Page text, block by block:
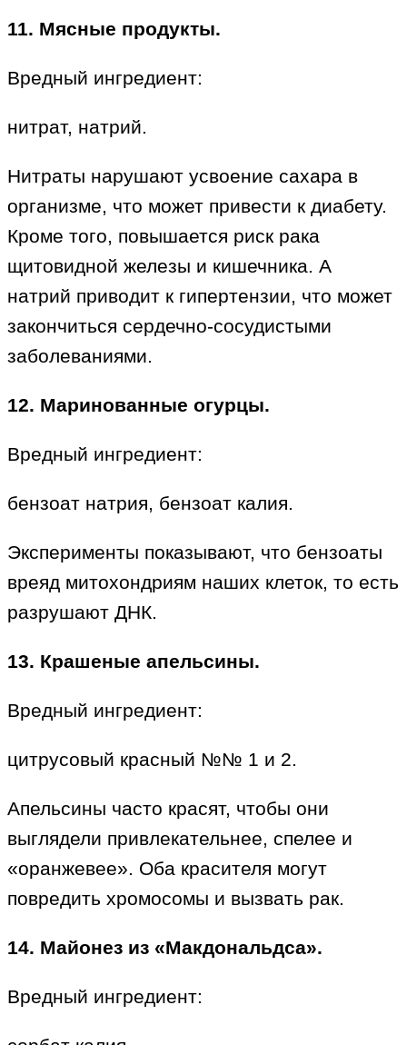
11. Мясные продукты.
Вредный ингредиент:
нитрат, натрий.
Нитраты нарушают усвоение сахара в
организме, что может привести к диабету.
Кроме того, повышается риск рака
щитовидной железы и кишечника. А
натрий приводит к гипертензии, что может
закончиться сердечно-сосудистыми
заболеваниями.
12. Маринованные огурцы.
Вредный ингредиент:
бензоат натрия, бензоат калия.
Эксперименты показывают, что бензоаты
вреяд митохондриям наших клеток, то есть
разрушают ДНК.
13. Крашеные апельсины.
Вредный ингредиент:
цитрусовый красный №№ 1 и 2.
Апельсины часто красят, чтобы они
выглядели привлекательнее, спелее и
«оранжевее». Оба красителя могут
повредить хромосомы и вызвать рак.
14. Майонез из «Макдональдса».
Вредный ингредиент: